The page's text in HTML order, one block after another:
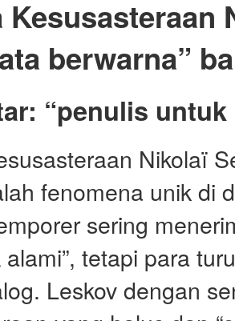
Kesusasteraan
berwarna”
“penulis
Nikolaï
fenomena unik di
sering
alami”, tetapi para
Leskov dengan